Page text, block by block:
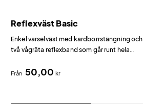
Reflexväst Basic
Enkel varselväst med kardborrstängning och
två vågräta reflexband som går runt hela
Från 50,00kr